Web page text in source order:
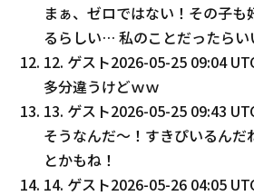
まぁ、ゼロではない！その子も
るらしい… 私のことだったらい
12. ゲスト2026-05-25 09:04
多分違うけどｗｗ
13. ゲスト2026-05-25 09:43
そうなんだ〜！すきぴいるんだ
とかもね！
14. ゲスト2026-05-26 04:05